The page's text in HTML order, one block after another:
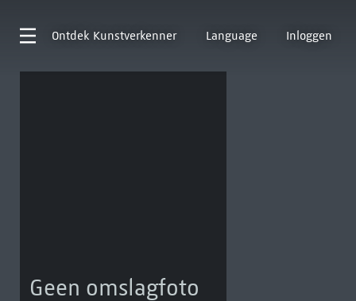
Ontdek Kunstverkenner Language Inloggen
Geen omslagfoto